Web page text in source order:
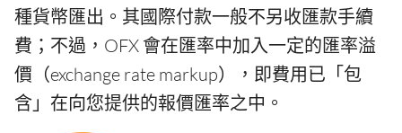
種貨幣匯出。其國際付款一般不另收匯款手續
費；不過，OFX 會在匯率中加入一定的匯率溢
價（exchange rate markup），即費用已「包
含」在向您提供的報價匯率之中。